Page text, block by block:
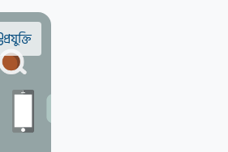
প্রযুক্তি